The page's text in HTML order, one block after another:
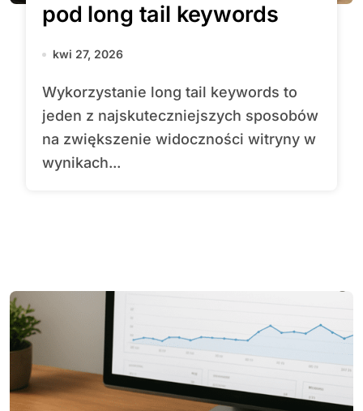
pod long tail keywords
kwi 27, 2026
Wykorzystanie long tail keywords to
jeden z najskuteczniejszych sposobów
na zwiększenie widoczności witryny w
wynikach...